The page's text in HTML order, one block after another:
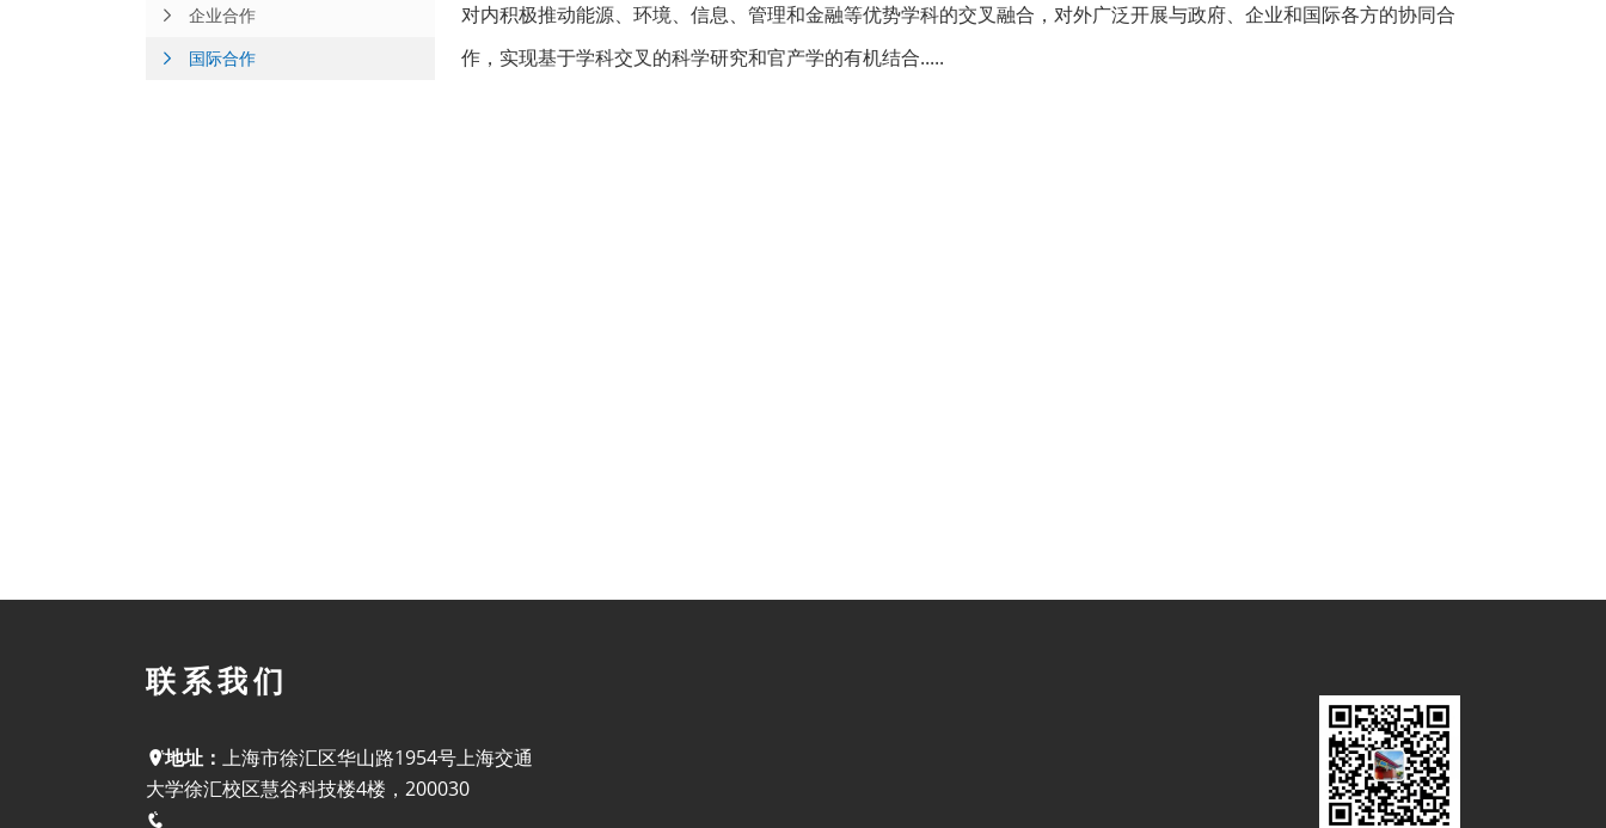
企业合作
国际合作
对内积极推动能源、环境、信息、管理和金融等优势学科的交叉融合，对外广泛开展与政府、企业和国际各方的协同合
作，实现基于学科交叉的科学研究和官产学的有机结合.....
联系我们
地址： 上海市徐汇区华山路1954号上海交通
大学徐汇校区慧谷科技楼4楼，200030